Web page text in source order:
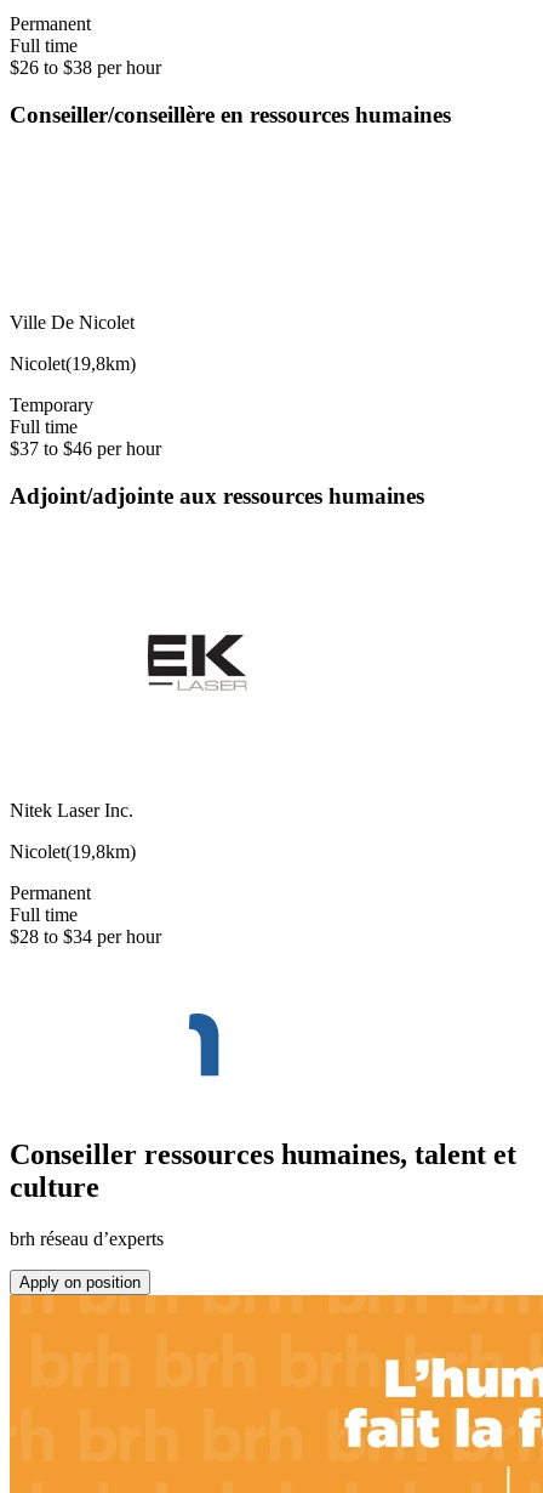
Permanent
Full time
$26 to $38 per hour
Conseiller/conseillère en ressources humaines
Ville De Nicolet
Nicolet(19,8km)
Temporary
Full time
$37 to $46 per hour
Adjoint/adjointe aux ressources humaines
Nitek Laser Inc.
Nicolet(19,8km)
Permanent
Full time
$28 to $34 per hour
Conseiller ressources humaines, talent et
culture
brh réseau d’experts
Apply on position